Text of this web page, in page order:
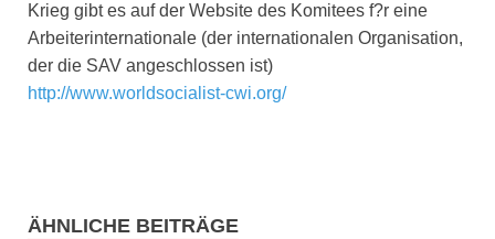
Krieg gibt es auf der Website des Komitees f?r eine
Arbeiterinternationale (der internationalen Organisation,
der die SAV angeschlossen ist)
http://www.worldsocialist-cwi.org/
ÄHNLICHE BEITRÄGE